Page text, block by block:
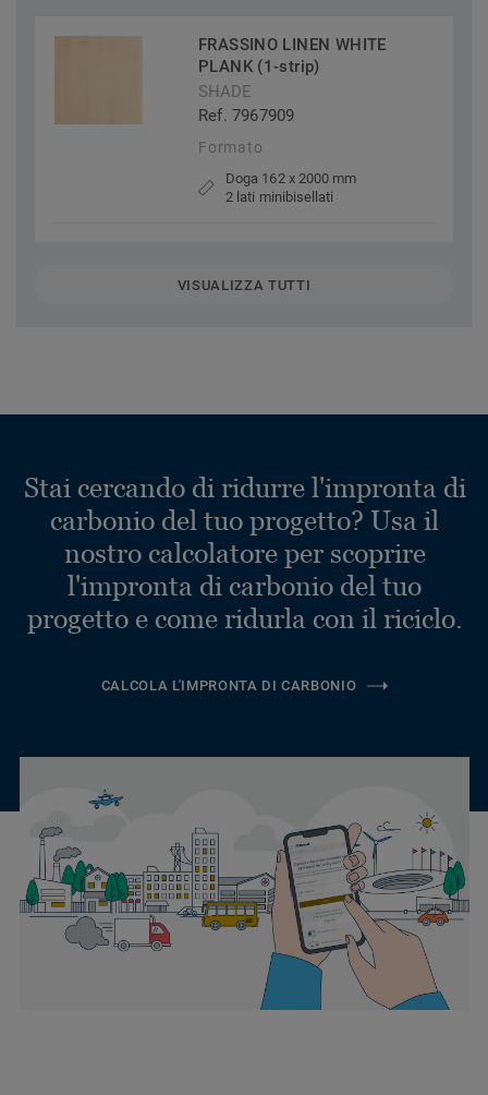
FRASSINO LINEN WHITE
PLANK (1-strip)
SHADE
Ref. 7967909
Formato
Doga 162 x 2000 mm
2 lati minibisellati
VISUALIZZA TUTTI
Stai cercando di ridurre l'impronta di
carbonio del tuo progetto? Usa il
nostro calcolatore per scoprire
l'impronta di carbonio del tuo
progetto e come ridurla con il riciclo.
CALCOLA L'IMPRONTA DI CARBONIO